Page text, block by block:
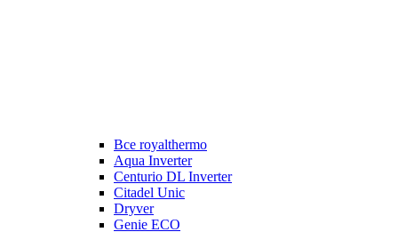
Все royalthermo
Aqua Inverter
Centurio DL Inverter
Citadel Unic
Dryver
Genie ECO